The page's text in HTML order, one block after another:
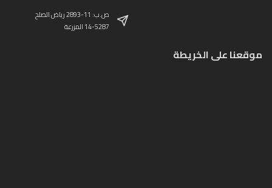
ص.ب: 11-2893 رياض الصلح
14-5287 المزرعة
موقعنا على الخريطة